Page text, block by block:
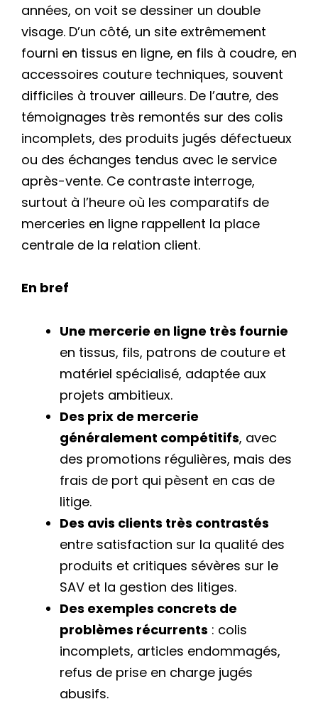
années, on voit se dessiner un double
visage. D’un côté, un site extrêmement
fourni en tissus en ligne, en fils à coudre, en
accessoires couture techniques, souvent
difficiles à trouver ailleurs. De l’autre, des
témoignages très remontés sur des colis
incomplets, des produits jugés défectueux
ou des échanges tendus avec le service
après-vente. Ce contraste interroge,
surtout à l’heure où les comparatifs de
merceries en ligne rappellent la place
centrale de la relation client.
En bref
Une mercerie en ligne très fournie
en tissus, fils, patrons de couture et
matériel spécialisé, adaptée aux
projets ambitieux.
Des prix de mercerie
généralement compétitifs, avec
des promotions régulières, mais des
frais de port qui pèsent en cas de
litige.
Des avis clients très contrastés
entre satisfaction sur la qualité des
produits et critiques sévères sur le
SAV et la gestion des litiges.
Des exemples concrets de
problèmes récurrents : colis
incomplets, articles endommagés,
refus de prise en charge jugés
abusifs.